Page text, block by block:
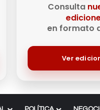
Consulta
en formato
Ver